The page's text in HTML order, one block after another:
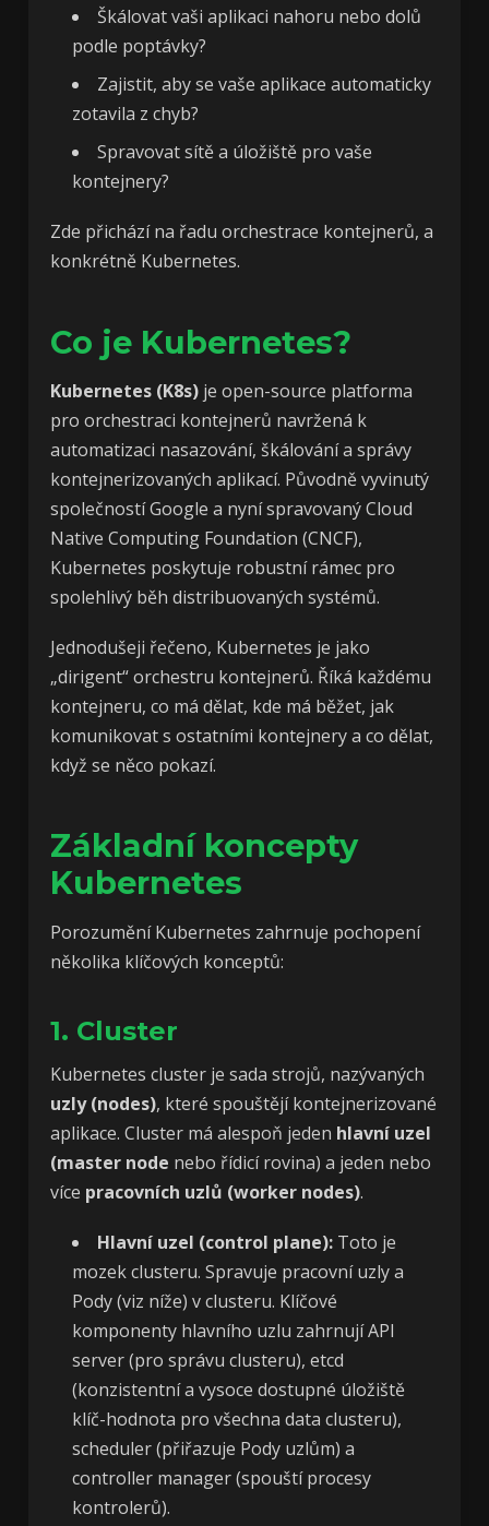
Škálovat vaši aplikaci nahoru nebo dolů
podle poptávky?
Zajistit, aby se vaše aplikace automaticky
zotavila z chyb?
Spravovat sítě a úložiště pro vaše
kontejnery?
Zde přichází na řadu orchestrace kontejnerů, a
konkrétně Kubernetes.
Co je Kubernetes?
Kubernetes (K8s) je open-source platforma
pro orchestraci kontejnerů navržená k
automatizaci nasazování, škálování a správy
kontejnerizovaných aplikací. Původně vyvinutý
společností Google a nyní spravovaný Cloud
Native Computing Foundation (CNCF),
Kubernetes poskytuje robustní rámec pro
spolehlivý běh distribuovaných systémů.
Jednodušeji řečeno, Kubernetes je jako
„dirigent“ orchestru kontejnerů. Říká každému
kontejneru, co má dělat, kde má běžet, jak
komunikovat s ostatními kontejnery a co dělat,
když se něco pokazí.
Základní koncepty
Kubernetes
Porozumění Kubernetes zahrnuje pochopení
několika klíčových konceptů:
1. Cluster
Kubernetes cluster je sada strojů, nazývaných
uzly (nodes), které spouštějí kontejnerizované
aplikace. Cluster má alespoň jeden hlavní uzel
(master node nebo řídicí rovina) a jeden nebo
více pracovních uzlů (worker nodes).
Hlavní uzel (control plane): Toto je
mozek clusteru. Spravuje pracovní uzly a
Pody (viz níže) v clusteru. Klíčové
komponenty hlavního uzlu zahrnují API
server (pro správu clusteru), etcd
(konzistentní a vysoce dostupné úložiště
klíč-hodnota pro všechna data clusteru),
scheduler (přiřazuje Pody uzlům) a
controller manager (spouští procesy
kontrolerů).